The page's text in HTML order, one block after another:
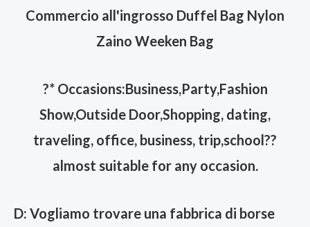
Commercio all'ingrosso Duffel Bag Nylon
Zaino Weeken Bag
?* Occasions:Business,Party,Fashion
Show,Outside Door,Shopping, dating,
traveling, office, business, trip,school??
almost suitable for any occasion.
D: Vogliamo trovare una fabbrica di borse